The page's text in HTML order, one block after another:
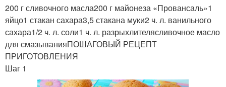
200 г сливочного масла200 г майонеза «Провансаль»1
яйцо1 стакан сахара3,5 стакана муки2 ч. л. ванильного
сахара1/2 ч. л. соли1 ч. л. разрыхлителясливочное масло
для смазыванияПОШАГОВЫЙ РЕЦЕПТ
ПРИГОТОВЛЕНИЯ
Шаг 1